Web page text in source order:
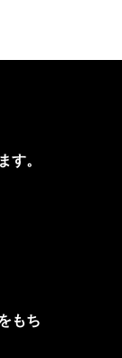
す。
もち